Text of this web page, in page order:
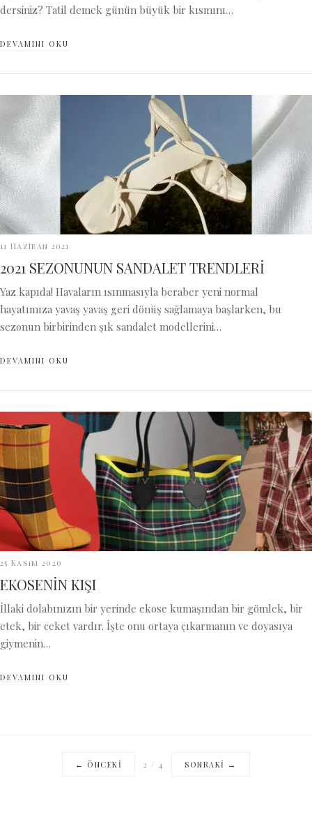
dersiniz? Tatil demek günün büyük bir kısmını…
DEVAMINI OKU
11 Haziran 2021
2021 SEZONUNUN SANDALET TRENDLERİ
Yaz kapıda! Havaların ısınmasıyla beraber yeni normal
hayatımıza yavaş yavaş geri dönüş sağlamaya başlarken, bu
sezonun birbirinden şık sandalet modellerini…
DEVAMINI OKU
25 Kasım 2020
EKOSENİN KIŞI
İllaki dolabınızın bir yerinde ekose kumaşından bir gömlek, bir
etek, bir ceket vardır. İşte onu ortaya çıkarmanın ve doyasıya
giymenin…
DEVAMINI OKU
← ÖNCEKI 2 / 4 SONRAKI →